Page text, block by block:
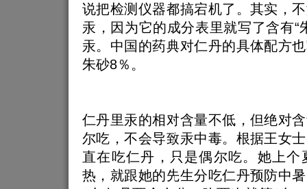
说把检测仪器都搞宕机了。其实，
汞，因为它的成分表里就写了含有“
汞。中国的药典对仁丹的具体配方
朱砂8％。
仁丹里汞的相对含量不低，但绝对
尔吃，不会导致汞中毒。根据王女
直在吃仁丹，只是偶尔吃。她上个
热，就跟她的先生分吃仁丹预防中